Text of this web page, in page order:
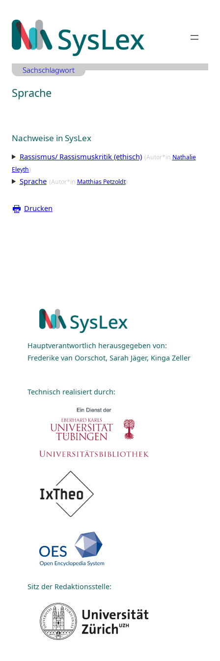
Inhalt
springen
Sachschlagwort
Sprache
Nachweise in SysLex
Rassismus/ Rassismuskritik (ethisch) (Autor*in Nathalie
Eleyth)
Sprache (Autor*in Matthias Petzoldt)
Drucken
Hauptverantwortlich herausgegeben von:
Frederike van Oorschot, Sarah Jäger, Kinga Zeller
Technisch realisiert durch:
Sitz der Redaktionsstelle: